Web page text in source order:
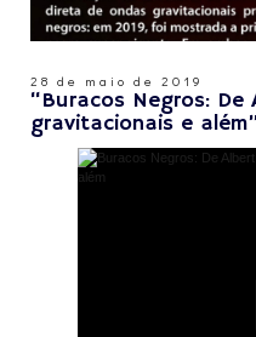
28 de maio de 2019
“Buracos Negros:
gravitacionais e